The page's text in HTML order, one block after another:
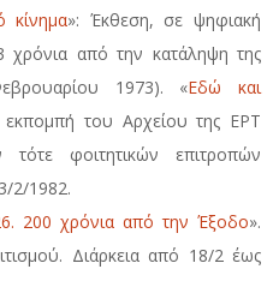
κίνημα»: Έκθεση, σε ψηφιακή
από την κατάληψη της
1973). «Εδώ και
εκπομπή του Αρχείου της ΕΡΤ
φοιτητικών επιτροπών
2/1982.
200 χρόνια από την Έξοδο».
Διάρκεια από 18/2 έως